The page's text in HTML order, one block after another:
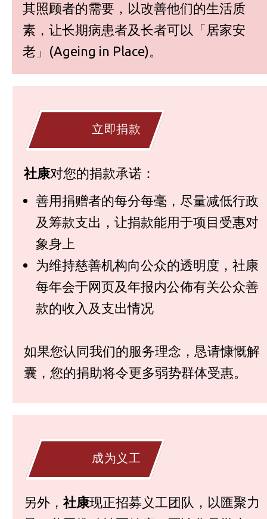
其照顾者的需要，以改善他们的生活质
素，让长期病患者及长者可以「居家安
老」(Ageing in Place)。
立即捐款
社康对您的捐款承诺：
善用捐赠者的每分每毫，尽量减低行政
及筹款支出，让捐款能用于项目受惠对
象身上
为维持慈善机构向公众的透明度，社康
每年会于网页及年报内公佈有关公众善
款的收入及支出情况
如果您认同我们的服务理念，恳请慷慨解
囊，您的捐助将令更多弱势群体受惠。
成为义工
另外， 社康现正招募义工团队，以匯聚力